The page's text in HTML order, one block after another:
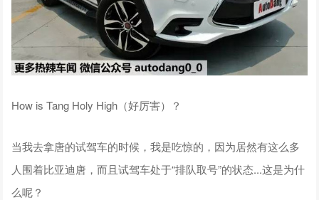
How is Tang Holy High（好厉害）？
当我去拿唐的试驾车的时候，我是吃惊的，因为居然有这么多
人围着比亚迪唐，而且试驾车处于“排队取号”的状态...这是为什
么呢？